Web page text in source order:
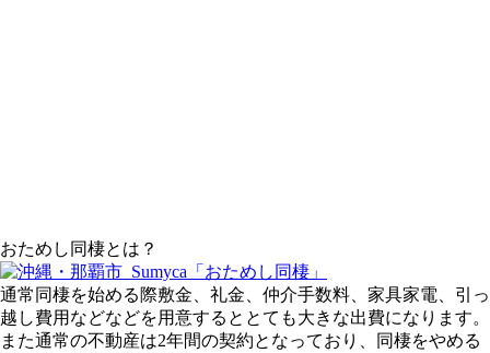
おためし同棲とは？
通常同棲を始める際敷金、礼金、仲介手数料、家具家電、引っ
越し費用などなどを用意するととても大きな出費になります。
また通常の不動産は2年間の契約となっており、同棲をやめる